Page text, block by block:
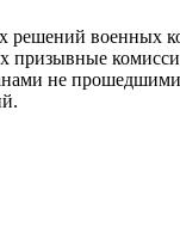
решений военных
призывные
не